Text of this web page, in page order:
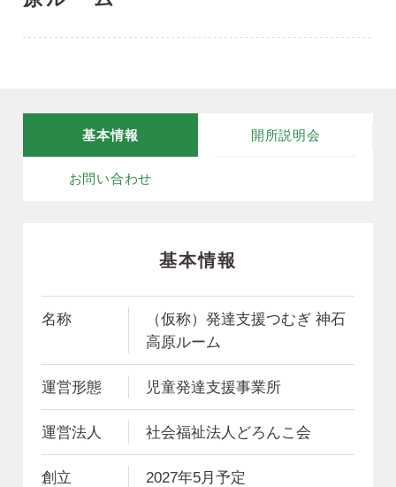
基本情報 開所説明会
お問い合わせ
基本情報
名称
（仮称）発達支援つむぎ 神石
高原ルーム
運営形態 児童発達支援事業所
運営法人 社会福祉法人どろんこ会
創立 2027年5月予定